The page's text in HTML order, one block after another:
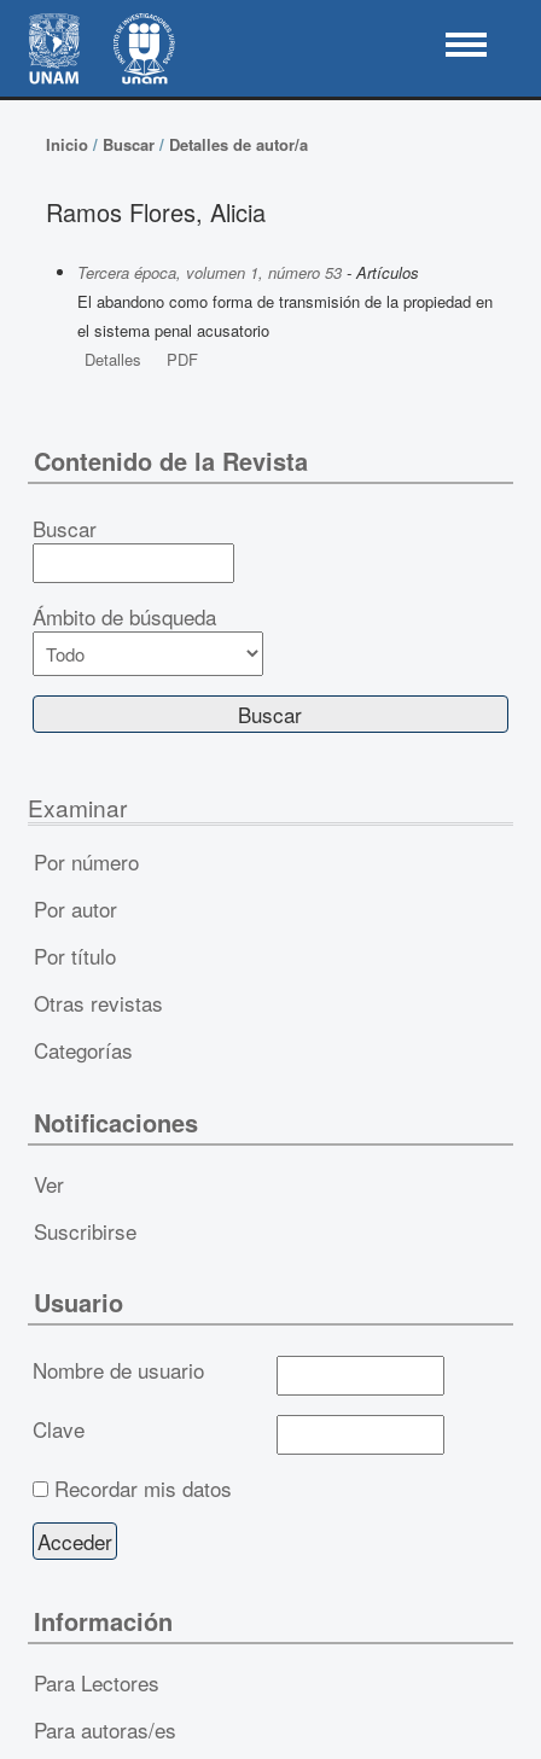
Inicio/ Buscar/ Detalles de autor/a
Ramos Flores, Alicia
Tercera época, volumen 1, número 53- Artículos
El abandono como forma de transmisión de la propiedad en
el sistema penal acusatorio
Detalles
PDF
Contenido de la Revista
Buscar
Ámbito de búsqueda
Examinar
Por número
Por autor
Por título
Otras revistas
Categorías
Notificaciones
Ver
Suscribirse
Usuario
Nombre de usuario
Clave
Recordar mis datos
Información
Para Lectores
Para autoras/es